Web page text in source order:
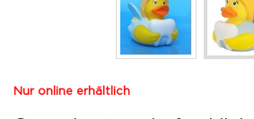
Nur online erhältlich